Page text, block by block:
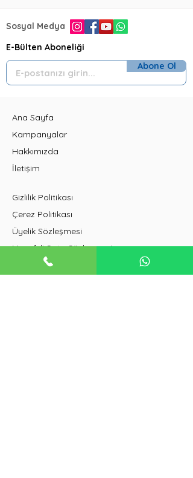
Sosyal Medya
E-Bülten Aboneliği
Abone Ol
Ana Sayfa
Kampanyalar
Hakkımızda
İletişim
Gizlilik Politikası
Çerez Politikası
Üyelik Sözleşmesi
Mesafeli Satış Sözleşmesi
İptal ve İade Koşulları